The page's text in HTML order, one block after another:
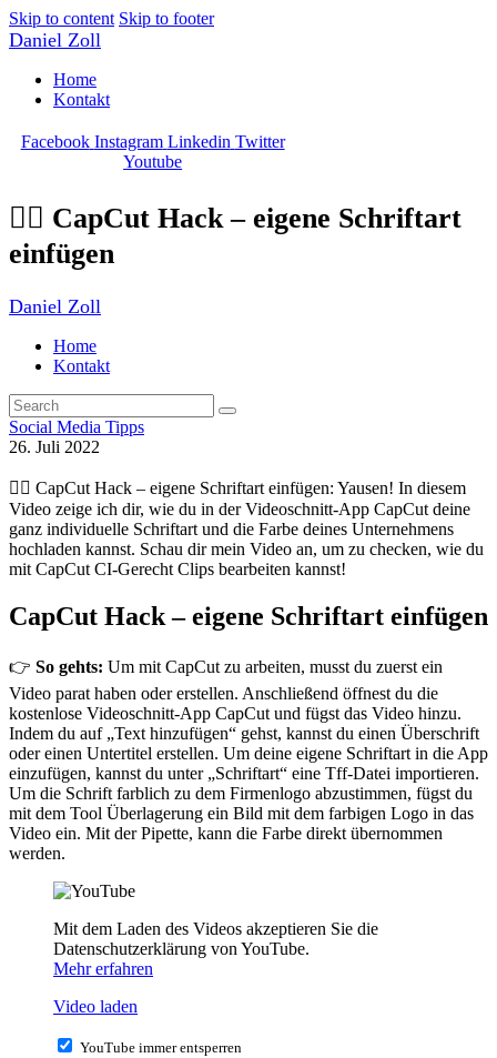
Skip to content Skip to footer
Daniel Zoll
Home
Kontakt
Facebook Instagram Linkedin Twitter
Youtube
✍🏼 CapCut Hack – eigene Schriftart
einfügen
Daniel Zoll
Home
Kontakt
Social Media Tipps
26. Juli 2022
✍🏼 CapCut Hack – eigene Schriftart einfügen: Yausen! In diesem
Video zeige ich dir, wie du in der Videoschnitt-App CapCut deine
ganz individuelle Schriftart und die Farbe deines Unternehmens
hochladen kannst. Schau dir mein Video an, um zu checken, wie du
mit CapCut CI-Gerecht Clips bearbeiten kannst!
CapCut Hack – eigene Schriftart einfügen
👉 So gehts: Um mit CapCut zu arbeiten, musst du zuerst ein
Video parat haben oder erstellen. Anschließend öffnest du die
kostenlose Videoschnitt-App CapCut und fügst das Video hinzu.
Indem du auf „Text hinzufügen“ gehst, kannst du einen Überschrift
oder einen Untertitel erstellen. Um deine eigene Schriftart in die App
einzufügen, kannst du unter „Schriftart“ eine Tff-Datei importieren.
Um die Schrift farblich zu dem Firmenlogo abzustimmen, fügst du
mit dem Tool Überlagerung ein Bild mit dem farbigen Logo in das
Video ein. Mit der Pipette, kann die Farbe direkt übernommen
werden.
Mit dem Laden des Videos akzeptieren Sie die
Datenschutzerklärung von YouTube.
Mehr erfahren
Video laden
YouTube immer entsperren